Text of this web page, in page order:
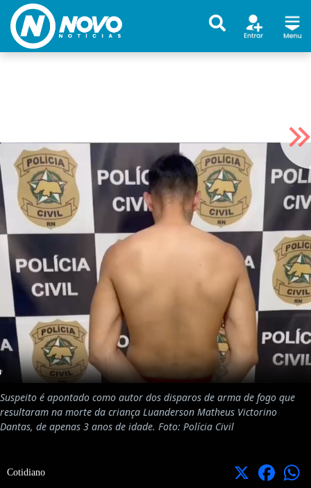
Suspeito é apontado como autor dos disparos de arma de fogo que
resultaram na morte da criança Luanderson Matheus Victorino
Dantas, de apenas 3 anos de idade. Foto: Polícia Civil
Cotidiano X Facebook